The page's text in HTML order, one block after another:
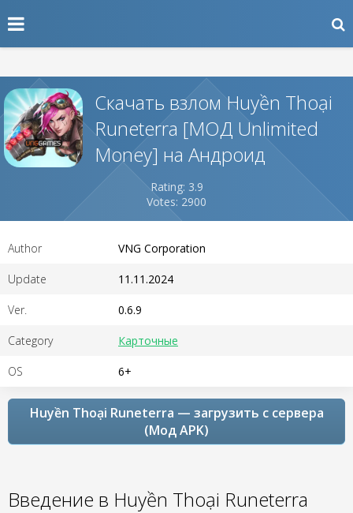
Скачать взлом Huyền Thoại
Runeterra [МОД Unlimited
Money] на Андроид
Rating: 3.9
Votes: 2900
Author VNG Corporation
Update 11.11.2024
Ver. 0.6.9
Category Карточные
OS 6+
Huyền Thoại Runeterra — загрузить с сервера
(Мод APK)
Введение в Huyền Thoại Runeterra